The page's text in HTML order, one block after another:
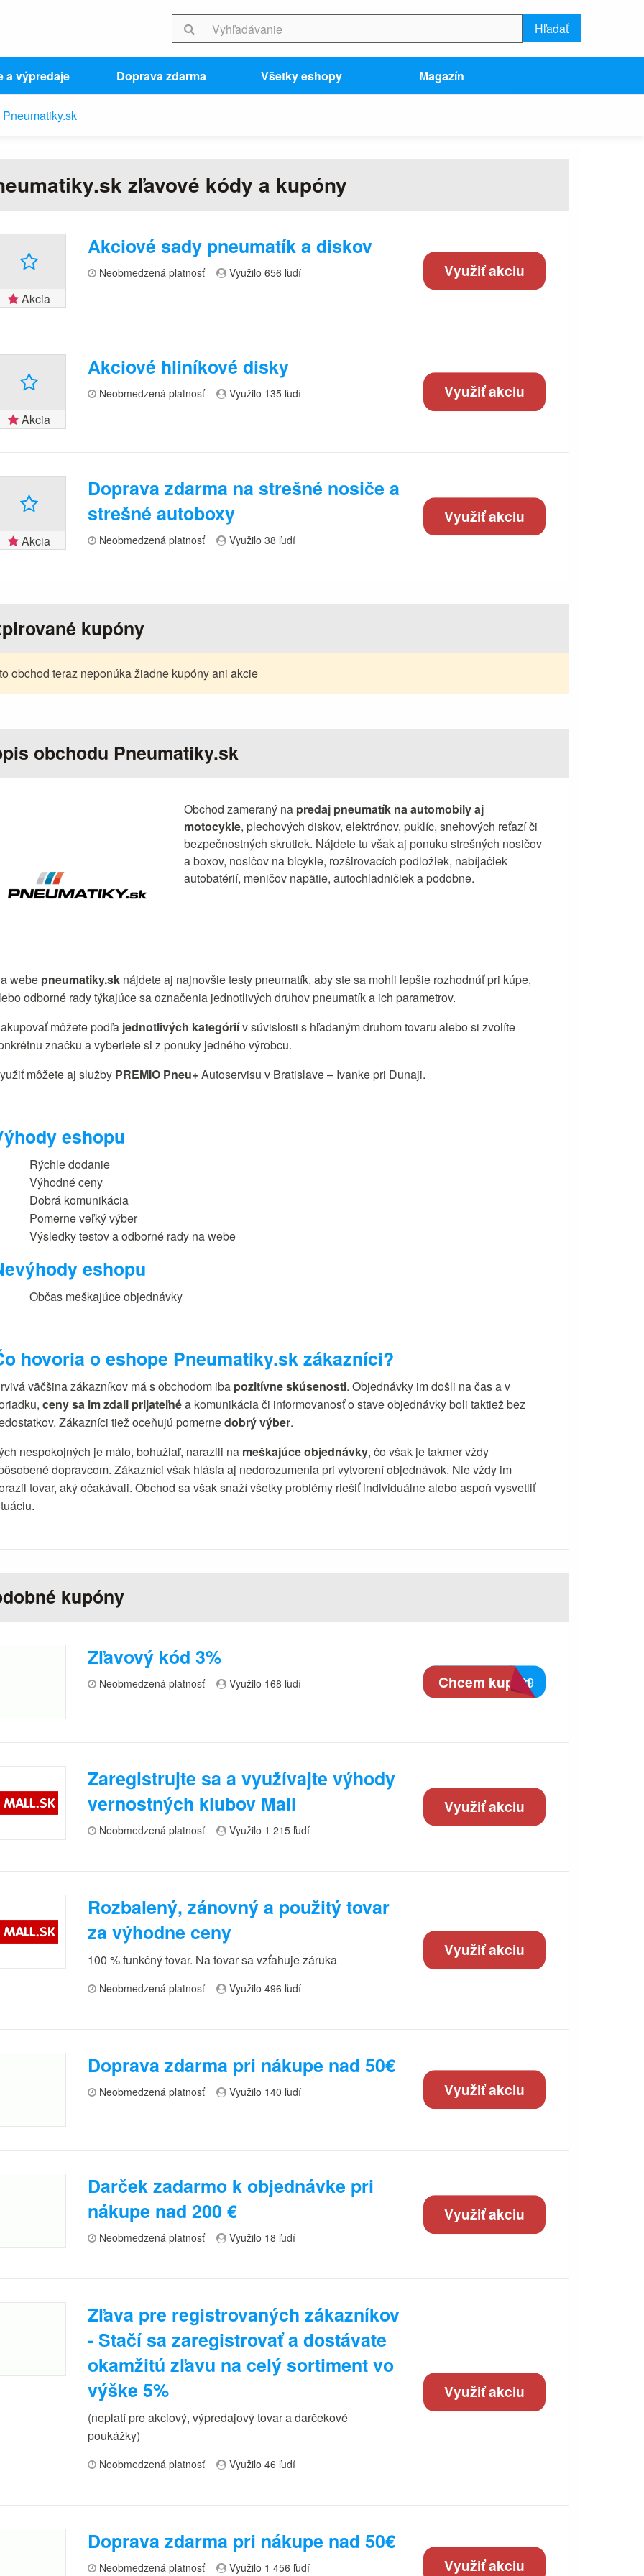
Hľadať
a výpredaje Doprava zdarma Všetky eshopy Magazín
Pneumatiky.sk
zľavové kódy a kupóny
Akcia
Akciové sady pneumatík a diskov
Neobmedzená platnosť Využilo 656 ľudí Využiť akciu
Akcia
Akciové hliníkové disky
Neobmedzená platnosť Využilo 135 ľudí Využiť akciu
Akcia
Doprava zdarma na strešné nosiče a
strešné autoboxy
Neobmedzená platnosť Využilo 38 ľudí
Využiť akciu
kupóny
obchod teraz neponúka žiadne kupóny ani akcie
obchodu Pneumatiky.sk
Obchod zameraný na predaj pneumatík na automobily aj
motocykle, plechových diskov, elektrónov, puklíc, snehových reťazí či
bezpečnostných skrutiek. Nájdete tu však aj ponuku strešných nosičov
a boxov, nosičov na bicykle, rozširovacích podložiek, nabíjačiek
autobatérií, meničov napätie, autochladničiek a podobne.
webe pneumatiky.sk nájdete aj najnovšie testy pneumatík, aby ste sa mohli lepšie rozhodnúť pri kúpe,
odborné rady týkajúce sa označenia jednotlivých druhov pneumatík a ich parametrov.
môžete podľa jednotlivých kategóriív súvislosti s hľadaným druhom tovaru alebo si zvolíte
značku a vyberiete si z ponuky jedného výrobcu.
môžete aj služby PREMIO Pneu+Autoservisu v Bratislave – Ivanke pri Dunaji.
eshopu
Rýchle dodanie
Výhodné ceny
Dobrá komunikácia
Pomerne veľký výber
Výsledky testov a odborné rady na webe
eshopu
Občas meškajúce objednávky
hovoria o eshope Pneumatiky.sk zákazníci?
väčšina zákazníkov má s obchodom iba pozitívne skúsenosti. Objednávky im došli na čas a v
ceny sa im zdali prijateľnéa komunikácia či informovanosť o stave objednávky boli taktiež bez
Zákazníci tiež oceňujú pomernedobrý výber.
nespokojných je málo, bohužiaľ, narazili na meškajúce objednávky, čo však je takmer vždy
dopravcom. Zákazníci však hlásia aj nedorozumenia pri vytvorení objednávok. Nie vždy im
tovar, aký očakávali. Obchod sa však snaží všetky problémy riešiť individuálne alebo aspoň vysvetliť
kupóny
Zľavový kód 3%
Neobmedzená platnosť Využilo 168 ľudí EC89
Chcem kupón
Zaregistrujte sa a využívajte výhody
vernostných klubov Mall
Neobmedzená platnosť Využilo 1 215 ľudí
Využiť akciu
Rozbalený, zánovný a použitý tovar
za výhodne ceny
100 % funkčný tovar. Na tovar sa vzťahuje záruka
Neobmedzená platnosť Využilo 496 ľudí
Využiť akciu
Doprava zdarma pri nákupe nad 50€
Neobmedzená platnosť Využilo 140 ľudí Využiť akciu
Darček zadarmo k objednávke pri
nákupe nad 200 €
Neobmedzená platnosť Využilo 18 ľudí
Využiť akciu
Zľava pre registrovaných zákazníkov
- Stačí sa zaregistrovať a dostávate
okamžitú zľavu na celý sortiment vo
výške 5%
(neplatí pre akciový, výpredajový tovar a darčekové
poukážky)
Neobmedzená platnosť Využilo 46 ľudí
Využiť akciu
Doprava zdarma pri nákupe nad 50€
Neobmedzená platnosť Využilo 1 456 ľudí Využiť akciu